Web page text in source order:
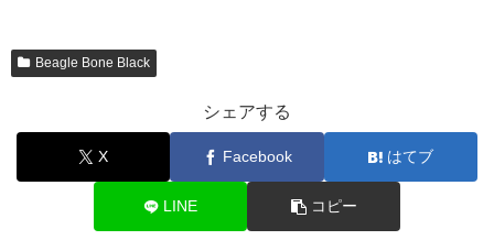
Beagle Bone Black
シェアする
X Facebook はてブ
LINE コピー